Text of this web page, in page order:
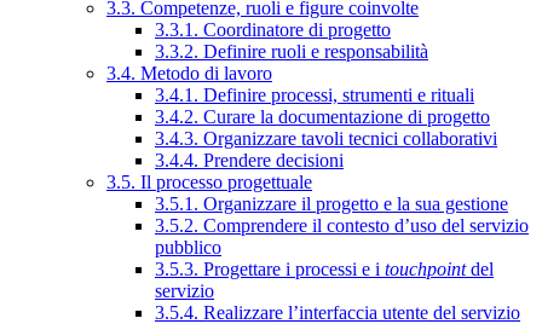
3.3. Competenze, ruoli e figure coinvolte
3.3.1. Coordinatore di progetto
3.3.2. Definire ruoli e responsabilità
3.4. Metodo di lavoro
3.4.1. Definire processi, strumenti e rituali
3.4.2. Curare la documentazione di progetto
3.4.3. Organizzare tavoli tecnici collaborativi
3.4.4. Prendere decisioni
3.5. Il processo progettuale
3.5.1. Organizzare il progetto e la sua gestione
3.5.2. Comprendere il contesto d’uso del servizio
pubblico
3.5.3. Progettare i processi e i touchpointdel
servizio
3.5.4. Realizzare l’interfaccia utente del servizio